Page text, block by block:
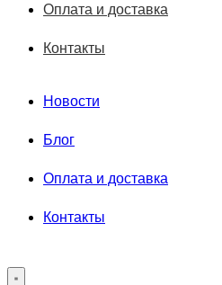
Оплата и доставка
Контакты
Новости
Блог
Оплата и доставка
Контакты